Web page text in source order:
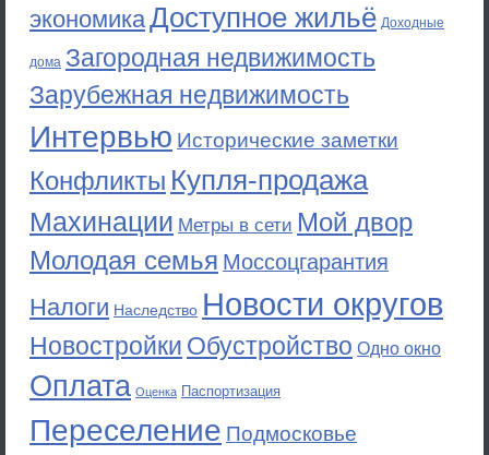
экономикаДоступное жильё Доходные
дома Загородная недвижимость
Зарубежная недвижимость
Интервью Исторические заметки
Конфликты Купля-продажа
Махинации Метры в сети Мой двор
Молодая семья Моссоцгарантия
Налоги Наследство Новости округов
Новостройки Обустройство Одно окно
Оплата Оценка Паспортизация
Переселение Подмосковье